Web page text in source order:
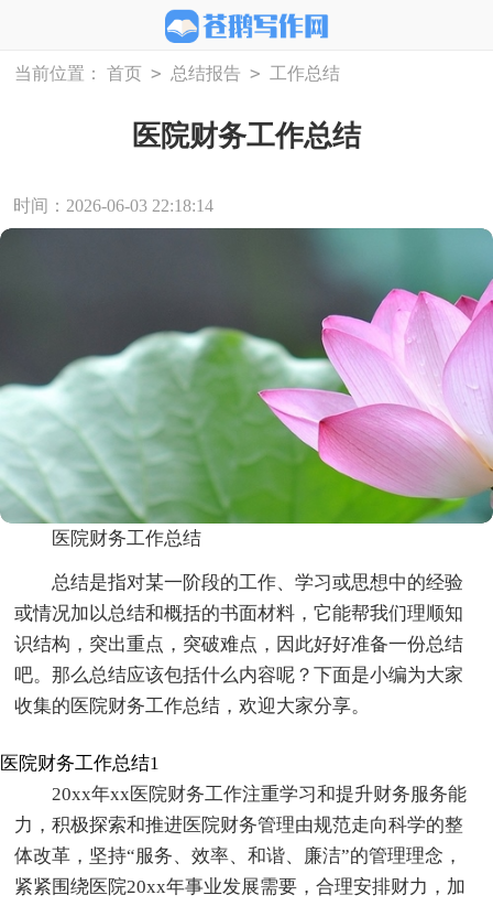
当前位置： 首页 > 总结报告 > 工作总结
医院财务工作总结
时间：2026-06-03 22:18:14
医院财务工作总结
总结是指对某一阶段的工作、学习或思想中的经验
或情况加以总结和概括的书面材料，它能帮我们理顺知
识结构，突出重点，突破难点，因此好好准备一份总结
吧。那么总结应该包括什么内容呢？下面是小编为大家
收集的医院财务工作总结，欢迎大家分享。
医院财务工作总结1
20xx年xx医院财务工作注重学习和提升财务服务能
力，积极探索和推进医院财务管理由规范走向科学的整
体改革，坚持“服务、效率、和谐、廉洁”的管理理念，
紧紧围绕医院20xx年事业发展需要，合理安排财力，加